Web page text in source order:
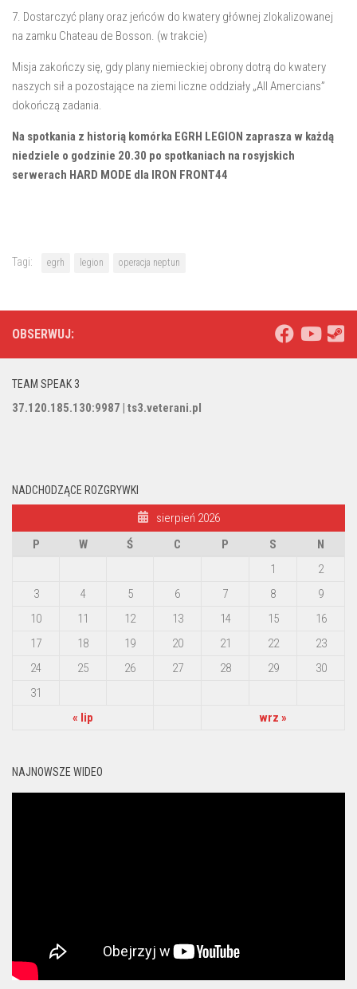
7. Dostarczyć plany oraz jeńców do kwatery głównej zlokalizowanej
na zamku Chateau de Bosson. (w trakcie)
Misja zakończy się, gdy plany niemieckiej obrony dotrą do kwatery
naszych sił a pozostające na ziemi liczne oddziały „All Amercians”
dokończą zadania.
Na spotkania z historią komórka EGRH LEGION zaprasza w każdą
niedziele o godzinie 20.30 po spotkaniach na rosyjskich
serwerach HARD MODE dla IRON FRONT44
Tagi: egrh legion operacja neptun
OBSERWUJ:
TEAM SPEAK 3
37.120.185.130:9987 | ts3.veterani.pl
NADCHODZĄCE ROZGRYWKI
sierpień 2026
P
W Ś C P S
N
1
2
3
4 5 6 7 8
9
10
11 12 13 14 15
16
17
18 19 20 21 22
23
24
25 26 27 28 29
30
31
« lip
wrz »
NAJNOWSZE WIDEO